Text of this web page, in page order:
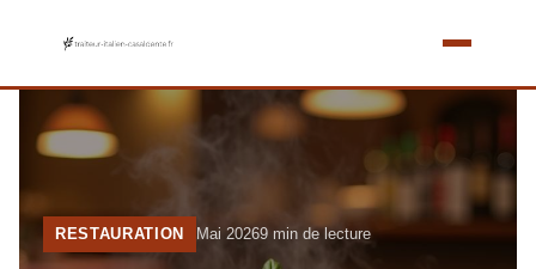
RESTAURATION Mai 20269 min de lecture